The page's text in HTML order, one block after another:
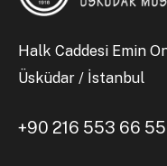
Halk Caddesi Emin
Üsküdar / İstanbul
+90 216 553 66 55